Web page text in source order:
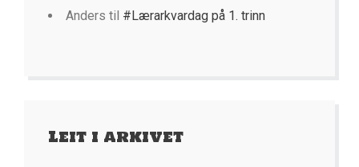
Anders til #Lærarkvardag på 1. trinn
Leit i arkivet